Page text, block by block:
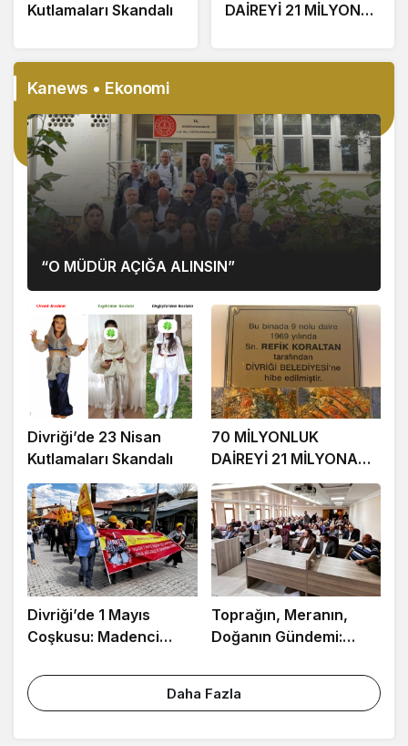
Kutlamaları Skandalı
DAİREYİ 21 MİLYONA
Kanews • Ekonomi
“O MÜDÜR AÇIĞA ALINSIN”
Divriği’de 23 Nisan
Kutlamaları Skandalı
70 MİLYONLUK
DAİREYİ 21 MİLYONA
SATTI
Divriği’de 1 Mayıs
Coşkusu: Madenci
Damga Vurdu
Toprağın, Meranın,
Doğanın Gündemi:
KONUŞULDU
Daha Fazla